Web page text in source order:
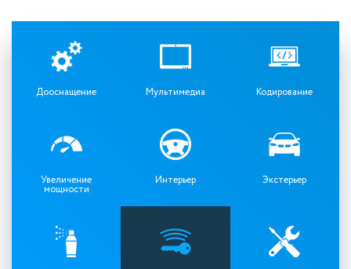
Дооснащение Мультимедиа Кодирование
Увеличение
мощности
Интерьер Экстерьер